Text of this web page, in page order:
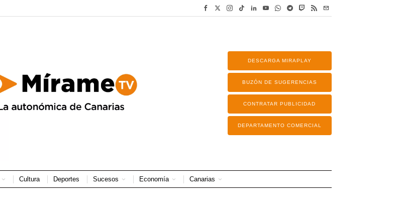
DESCARGA MIRAPLAY
BUZÓN DE SUGERENCIAS
CONTRATAR PUBLICIDAD
DEPARTAMENTO COMERCIAL
Cultura Deportes Sucesos Economía Canarias